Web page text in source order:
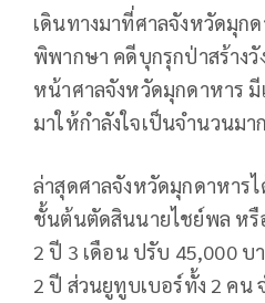
เดินทางมาที่ศาลจังหวัดมุก
พิพากษา คดีบุกรุกป่าสร้าง
หน้าศาลจังหวัดมุกดาหาร มี
มาให้กำลังใจเป็นจำนวนมาก
ล่าสุดศาลจังหวัดมุกดาหาร
ชั้นต้นตัดสินนายไชย์พล หรื
2 ปี 3 เดือน ปรับ 45,000
2 ปี ส่วนยูทูบเบอร์ทั้ง 2 คน